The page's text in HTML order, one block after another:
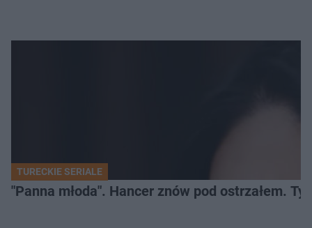
TURECKIE SERIALE
"Panna młoda". Hancer znów pod ostrzałem.